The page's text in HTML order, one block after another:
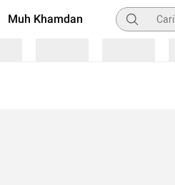
Muh Khamdan Pencarian